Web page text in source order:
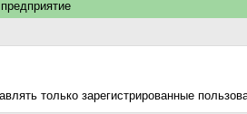
только зарегистрированные